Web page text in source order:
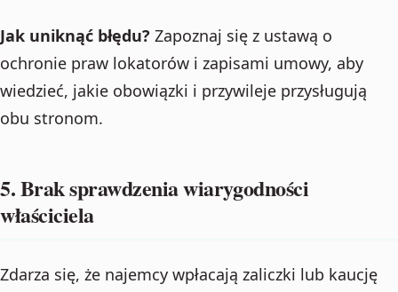
Jak uniknąć błędu? Zapoznaj się z ustawą o
ochronie praw lokatorów i zapisami umowy, aby
wiedzieć, jakie obowiązki i przywileje przysługują
obu stronom.
5. Brak sprawdzenia wiarygodności
właściciela
Zdarza się, że najemcy wpłacają zaliczki lub kaucję